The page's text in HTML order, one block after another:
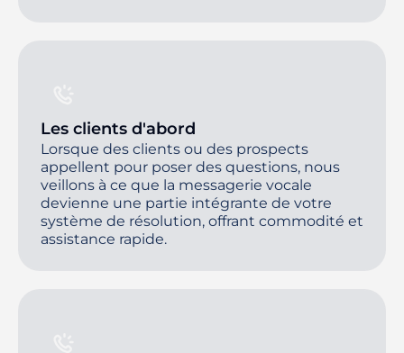
Les clients d'abord
Lorsque des clients ou des prospects
appellent pour poser des questions, nous
veillons à ce que la messagerie vocale
devienne une partie intégrante de votre
système de résolution, offrant commodité et
assistance rapide.